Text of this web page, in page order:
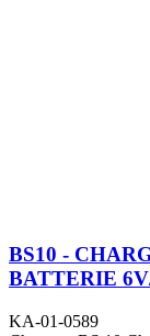
BS10 -
BATTERIE
KA-01-0589